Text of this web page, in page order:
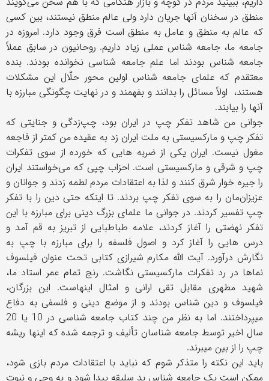
منطق در سخنان آنها جریان دارد ولی عالم منطق نیستند، بین کسی
که عالم به منطق و عامل به منطق است فرق وجود دارد. امروزه در
جامعه ما، جامعه شناس عملی زیاد داریم. روحانیون در سابق عملاً
جامعه شناس بودند اما علم جامعه شناسی نخوانده بودند. بنده
معتقدم که علمای جامعه شناس اولین محور حلّال این مشکلات
هستند، اولاً مسائل را بدانند و بفهمند و در نهایت چگونگی مبارزه با
آنها را بیابند.
جوانی من شاهد تفکر چپ در ایران بود، چپ‌زدگی و جنایتی که
تفکر چپ و مارکسیستی به ملت ایران زد به عقیده من کمتر از فاجعه
مغول نیست. ایران یکی از ضربه هایی که خورده از سوی تفکرات
چپ و شرقی و مارکسیستی است. احزاب چپی که می‌خواستند ایران
را جیره خوار شرق کنند و لذا به اعتقادات مردم لطمه زدند و جوانان و
عزیزان‌مان را به سوی تفکر چپ بردند. تا اینکه حتی دین را با تفکر
چپ تفسیر کردند. در جوانی ما علمای بزرگ دینی برای مبارزه با این
تفکر نهضتی را آغاز کردند، علامه طباطبایی از تبریز به قم آمد و
درس هایی را آغاز کرد و اصول فلسفه را برای مبارزه با چپ به
نگارش درآورد. آیت الله مکارم شیرازی کتابی تحت عنوان فیلسوف
نماها در رد تفکرات مارکسیستی نگاشت. رنج تمام عمر استاد ما،
شهید مطهری مقابل تقی ارانی و امثال اینهاست. این بزرگان،
فیلسوف و دین شناس بودند و از موضع دینی و فلسفی به دفاع
میپرداختند. اما به نظر من چند کتاب جامعه شناسی در 10 یا 20
سال اخیر توسط جامعه شناسان تألیف و ترجمه شده که اینها ریشه
چپ را از بین میبرند.
باید این نکته را متذکر شوم که نباید با اعتقادات مردم بازی شود،
ممکن است یک جامعه شناس بد سلیقه پیدا شود و به وحی و نبوت